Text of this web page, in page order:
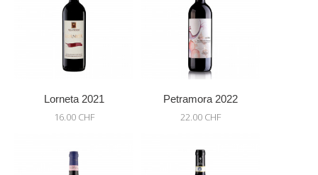
Lorneta 2021
16.00 CHF
Petramora 2022
22.00 CHF